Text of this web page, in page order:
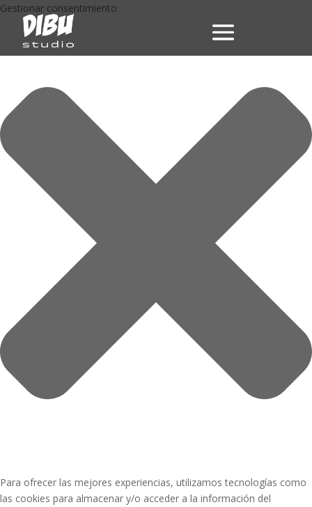
Gestionar consentimiento
Para ofrecer las mejores experiencias, utilizamos tecnologías como
las cookies para almacenar y/o acceder a la información del